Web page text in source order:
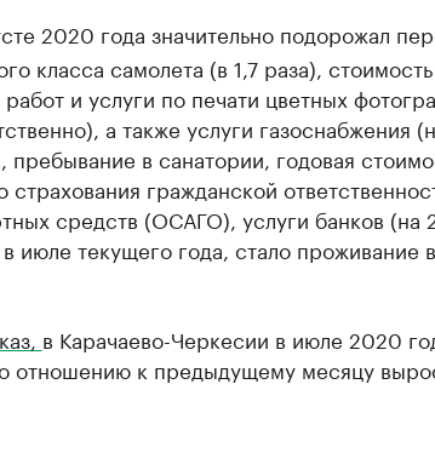
2020 года значительно подорожал
класса самолета (в 1,7 раза), стоимость
и услуги по печати цветных
а также услуги газоснабжения
пребывание в санатории, годовая
страхования гражданской
средств (ОСАГО), услуги банков (на
июле текущего года, стало проживание в
в Карачаево-Черкесии в июле 2020
отношению к предыдущему месяцу